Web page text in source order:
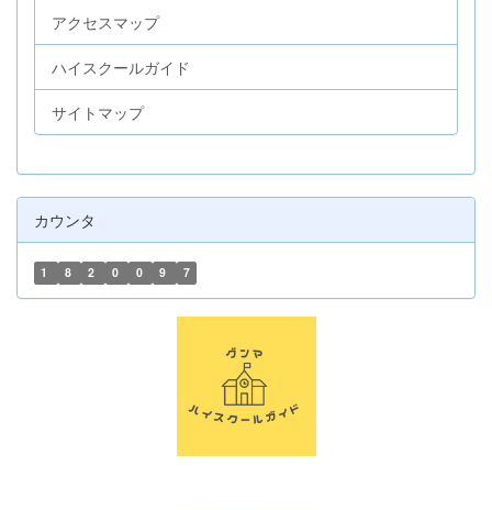
アクセスマップ
ハイスクールガイド
サイトマップ
カウンタ
1 8 2 0 0 9 7